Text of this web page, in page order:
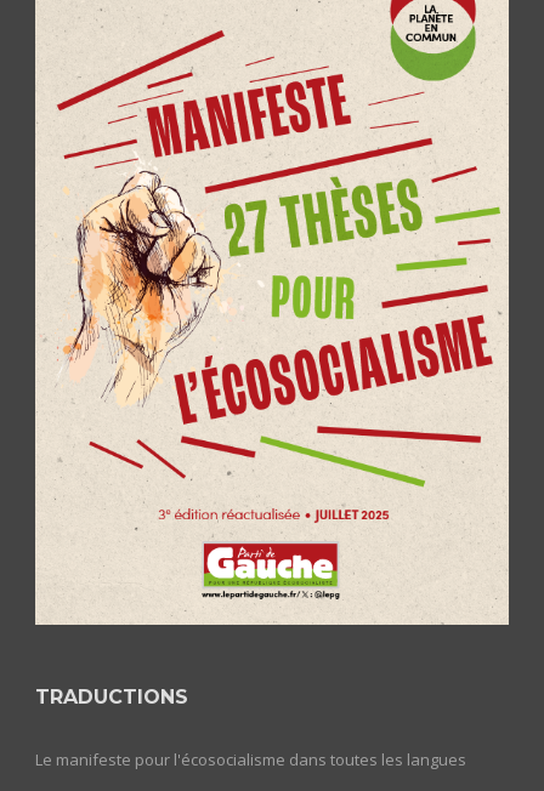
TRADUCTIONS
Le manifeste pour l'écosocialisme dans toutes les langues